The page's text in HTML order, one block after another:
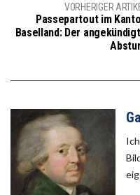
VORHERIGER
Passepartout im
Baselland: Der